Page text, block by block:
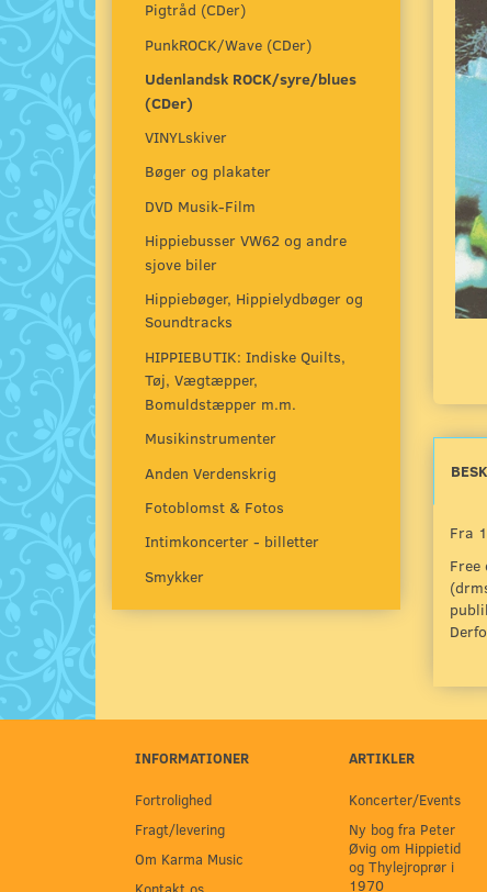
Pigtråd (CDer)
PunkROCK/Wave (CDer)
Udenlandsk ROCK/syre/blues
(CDer)
VINYLskiver
Bøger og plakater
DVD Musik-Film
Hippiebusser VW62 og andre
sjove biler
Hippiebøger, Hippielydbøger og
Soundtracks
HIPPIEBUTIK: Indiske Quilts,
Tøj, Vægtæpper,
Bomuldstæpper m.m.
Musikinstrumenter
Anden Verdenskrig
Fotoblomst & Fotos
Intimkoncerter - billetter
Smykker
Fra
Free
INFORMATIONER
Fortrolighed
Fragt/levering
Om Karma Music
ARTIKLER
Koncerter/Events
Ny bog fra Peter
Øvig om Hippietid
og Thylejroprør i
1970